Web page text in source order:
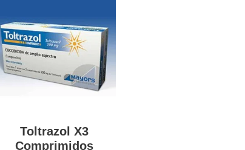
Toltrazol X3
Comprimidos